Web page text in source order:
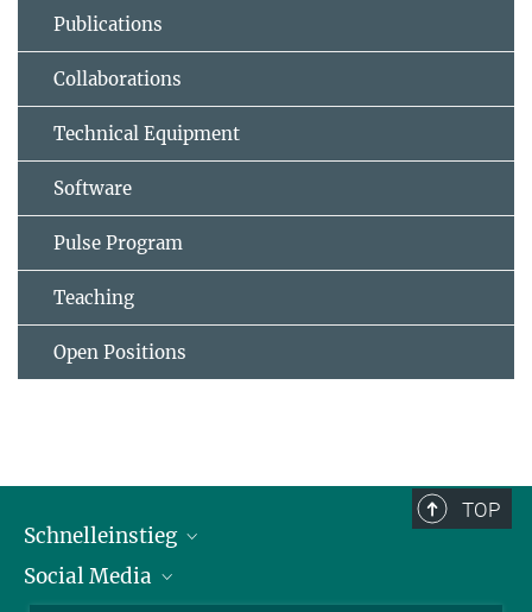
Publications
Collaborations
Technical Equipment
Software
Pulse Program
Teaching
Open Positions
TOP
Schnelleinstieg
Alumni
Social Media